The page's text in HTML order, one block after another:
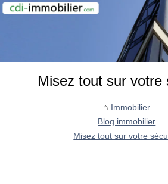
Misez tout sur votre
Immobilier
Blog immobilier
Misez tout sur votre